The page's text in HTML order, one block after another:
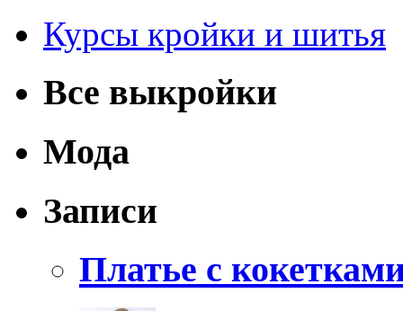
Курсы кройки и шитья
Все выкройки
Мода
Записи
Платье с